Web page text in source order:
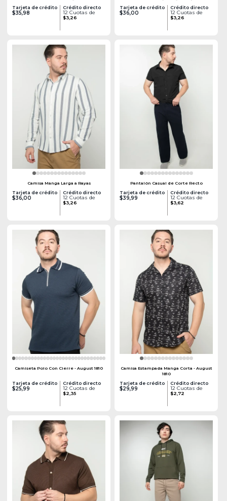
Tarjeta de crédito
$35,98
Crédito directo
12 Cuotas de
$3,26
Tarjeta de crédito
$36,00
Crédito directo
12 Cuotas de
$3,26
Camisa Manga Larga a Rayas
Tarjeta de crédito
$36,00
Crédito directo
12 Cuotas de
$3,26
Pantalón Casual de Corte Recto
Tarjeta de crédito
$39,99
Crédito directo
12 Cuotas de
$3,62
Camiseta Polo Con Cierre - August 1810
Tarjeta de crédito
$25,99
Crédito directo
12 Cuotas de
$2,35
Camisa Estampada Manga Corta - August
1810
Tarjeta de crédito
$29,99
Crédito directo
12 Cuotas de
$2,72